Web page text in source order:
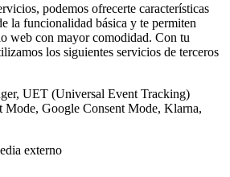
podemos ofrecerte características
la funcionalidad básica y te permiten
web con mayor comodidad. Con tu
los siguientes servicios de terceros
UET (Universal Event Tracking)
Mode, Google Consent Mode, Klarna,
externo